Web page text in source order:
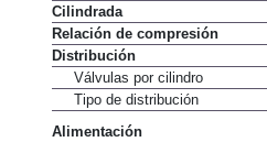
Cilindrada
Relación de compresión
Distribución
Válvulas por cilindro
Tipo de distribución
Alimentación